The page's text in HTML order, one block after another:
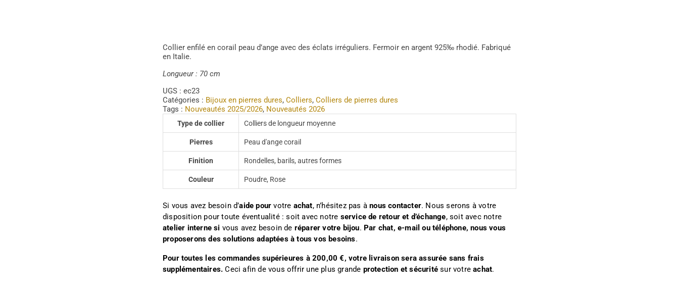
Collier enfilé en corail peau d’ange avec des éclats irréguliers. Fermoir en argent 925‰ rhodié. Fabriqué
en Italie.
Longueur : 70 cm
UGS : ec23
Catégories : Bijoux en pierres dures, Colliers, Colliers de pierres dures
Tags : Nouveautés 2025/2026, Nouveautés 2026
Type de collier Colliers de longueur moyenne
Pierres Peau d'ange corail
Finition Rondelles, barils, autres formes
Couleur Poudre, Rose
Si vous avez besoin d’aide pour votre achat, n’hésitez pas ànous contacter. Nous serons à votre
disposition pour toute éventualité : soit avec notre service de retour et d’échange, soit avec notre
atelier interne si vous avez besoin de réparer votre bijou. Par chat, e-mail ou téléphone, nous vous
proposerons des solutions adaptées à tous vos besoins.
Pour toutes les commandes supérieures à 200,00 €, votre livraison sera assurée sans frais
supplémentaires. Ceci afin de vous offrir une plus grande protection et sécurité sur votreachat.